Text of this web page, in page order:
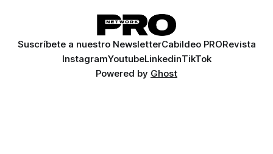
Suscríbete a nuestro NewsletterCabildeo PRORevista
InstagramYoutubeLinkedinTikTok
Powered by Ghost